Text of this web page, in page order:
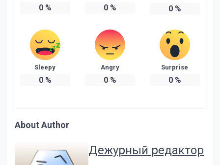
0% 0% 0%
Sleepy
0%
Angry
0%
Surprise
0%
About Author
Дежурный редактор